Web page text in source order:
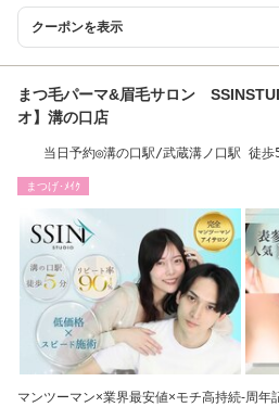
クーポンを表示
まつ毛パーマ&眉毛サロン
オ】溝の口店
当日予約◎溝の口駅/武蔵溝ノ口駅 徒
まつげ･ﾒｲｸ
マンツーマン×業界最安値×モチ高持続-周